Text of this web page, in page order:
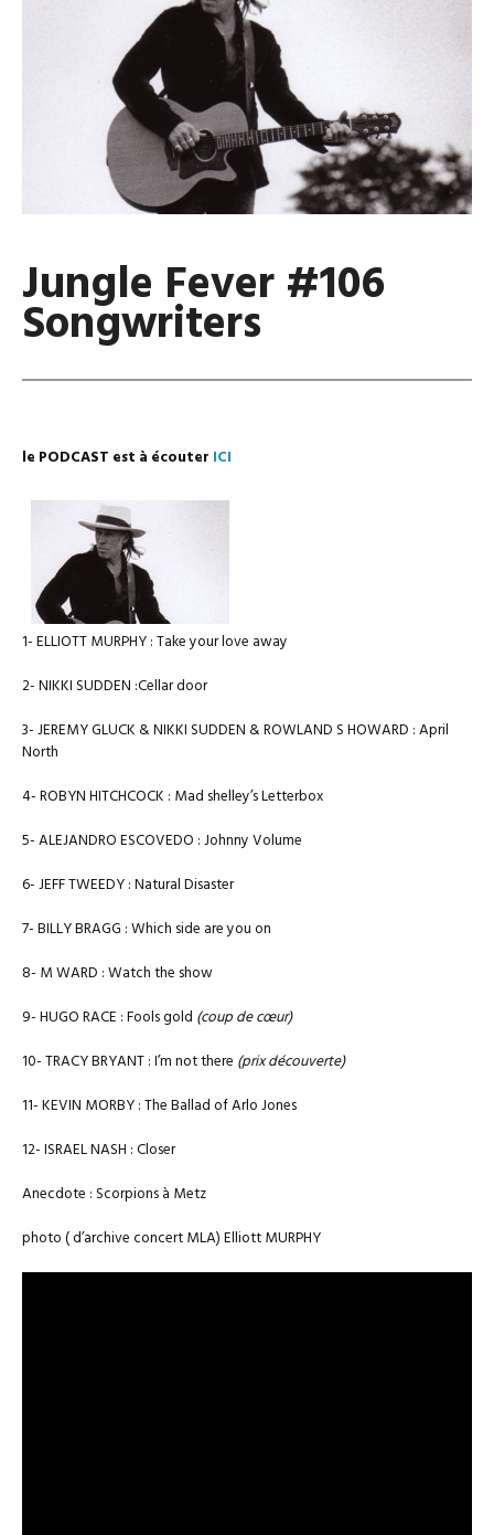
Jungle Fever #106
Songwriters
le PODCAST est à écouter ICI
1- ELLIOTT MURPHY : Take your love away
2- NIKKI SUDDEN :Cellar door
3- JEREMY GLUCK & NIKKI SUDDEN & ROWLAND S HOWARD : April
North
4- ROBYN HITCHCOCK : Mad shelley’s Letterbox
5- ALEJANDRO ESCOVEDO : Johnny Volume
6- JEFF TWEEDY : Natural Disaster
7- BILLY BRAGG : Which side are you on
8- M WARD : Watch the show
9- HUGO RACE : Fools gold (coup de cœur)
10- TRACY BRYANT : I’m not there (prix découverte)
11- KEVIN MORBY : The Ballad of Arlo Jones
12- ISRAEL NASH : Closer
Anecdote : Scorpions à Metz
photo ( d’archive concert MLA) Elliott MURPHY